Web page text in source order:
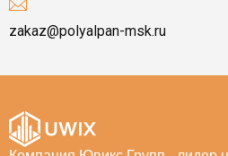
zakaz@polyalpan-msk.ru